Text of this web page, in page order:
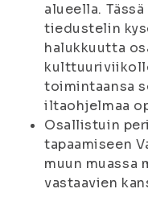
alueella.
tiedustelin
halukkuutta
toimintaansa
iltaohjelmaa
Osallistuin
tapaamiseen
muun muassa
vastaavien